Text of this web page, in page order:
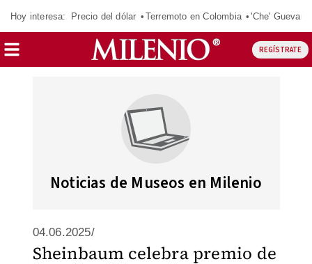
Hoy interesa: Precio del dólar Terremoto en Colombia 'Che' Guevara
REGÍSTRATE
Noticias de Museos en Milenio
04.06.2025/
Sheinbaum celebra premio de